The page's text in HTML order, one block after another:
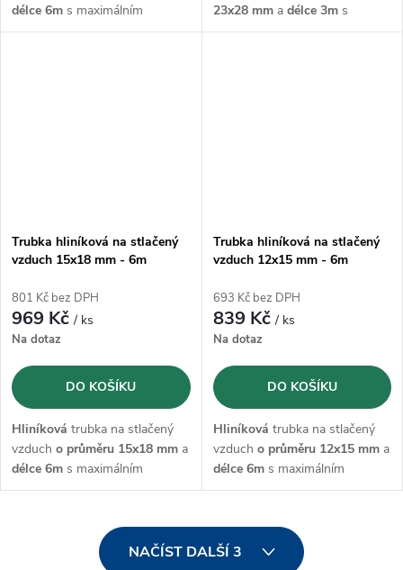
délce 6m s maximálním
provozním tlakem 15 bar.
23x28 mma délce 3ms
maximálním provozním tlakem
Trubka hliníková na stlačený
vzduch 15x18 mm - 6m
801 Kč bez DPH
969 Kč/ ks
Na dotaz
DO KOŠÍKU
Hliníková trubka na stlačený
vzduch o průměru 15x18 mm a
délce 6m s maximálním
provozním tlakem 15 bar.
Trubka hliníková na stlačený
vzduch 12x15 mm - 6m
693 Kč bez DPH
839 Kč/ ks
Na dotaz
DO KOŠÍKU
Hliníková trubka na stlačený
vzduch o průměru 12x15 mma
délce 6ms maximálním
provozním tlakem 15 bar.
NAČÍST DALŠÍ 3